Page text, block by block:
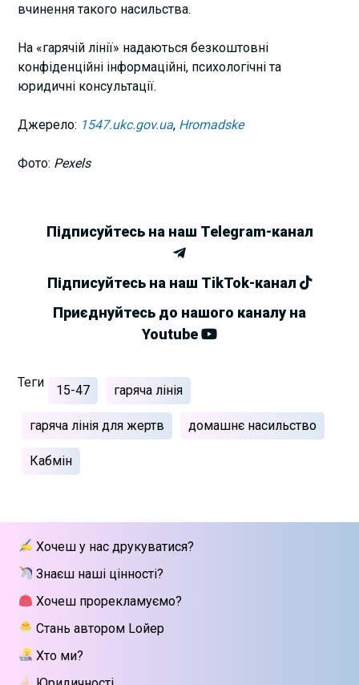
вчинення такого насильства.
На «гарячій лінії» надаються безкоштовні
конфіденційні інформаційні, психологічні та
юридичні консультації.
Джерело: 1547.ukc.gov.ua, Hromadske
Фото: Pexels
Підписуйтесь на наш Telegram-канал
Підписуйтесь на наш TikTok-канал
Приєднуйтесь до нашого каналу на
Youtube
Теги
15-47 гаряча лінія
гаряча лінія для жертв домашнє насильство
Кабмін
Хочеш у нас друкуватися?
Знаєш наші цінності?
Хочеш прорекламуємо?
Стань автором Lойер
Хто ми?